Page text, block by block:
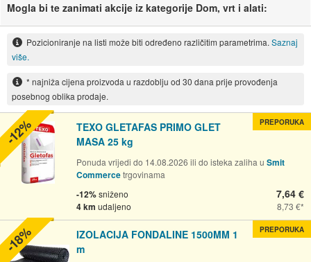
Mogla bi te zanimati akcije iz kategorije Dom, vrt i alati:
Pozicioniranje na listi može biti određeno različitim parametrima. Saznaj
više.
* najniža cijena proizvoda u razdoblju od 30 dana prije provođenja
posebnog oblika prodaje.
TEXO GLETAFAS PRIMO GLET
MASA 25 kg
Ponuda vrijedi do 14.08.2026 ili do isteka zaliha u Smit
Commercetrgovinama
-12%sniženo
4 km udaljeno
7,64 €
8,73 €
PREPORUKA
-12%
IZOLACIJA FONDALINE 1500MM 1
m
PREPORUKA
-18%